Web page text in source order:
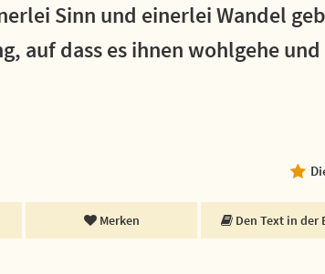
Sinn und einerlei Wandel
auf dass es ihnen wohlgehe
Merken Den Text in der